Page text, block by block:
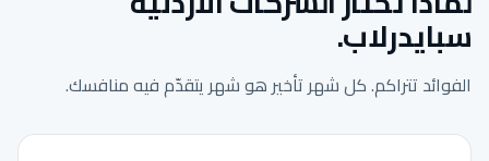
سبايدرلاب.
الفوائد تتراكم. كل شهر تأخير هو شهر يتقدّم فيه منافسك.